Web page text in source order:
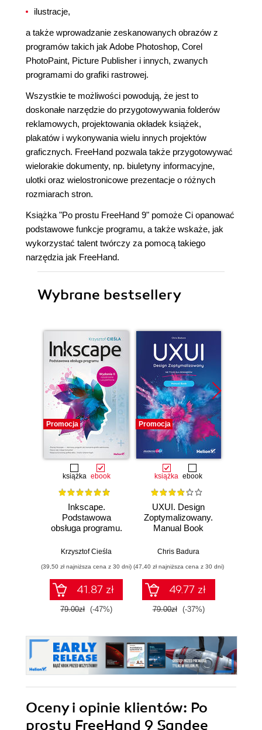
ilustracje,
a także wprowadzanie zeskanowanych obrazów z
programów takich jak Adobe Photoshop, Corel
PhotoPaint, Picture Publisher i innych, zwanych
programami do grafiki rastrowej.
Wszystkie te możliwości powodują, że jest to
doskonałe narzędzie do przygotowywania folderów
reklamowych, projektowania okładek książek,
plakatów i wykonywania wielu innych projektów
graficznych. FreeHand pozwala także przygotowywać
wielorakie dokumenty, np. biuletyny informacyjne,
ulotki oraz wielostronicowe prezentacje o różnych
rozmiarach stron.
Książka "Po prostu FreeHand 9" pomoże Ci opanować
podstawowe funkcje programu, a także wskaże, jak
wykorzystać talent twórczy za pomocą takiego
narzędzia jak FreeHand.
Wybrane bestsellery
Promocja
książka ebook
Inkscape.
Podstawowa
obsługa programu.
rozszerzone i
Krzysztof Cieśla
(39,50 zł najniższa cena z 30 dni)
41.87 zł
79.00zł (-47%)
Promocja
książka ebook
UXUI. Design
Zoptymalizowany.
Manual Book
Chris Badura
(47,40 zł najniższa cena z 30 dni)
49.77 zł
79.00zł (-37%)
Oceny i opinie klientów: Po
prostu FreeHand 9 Sandee